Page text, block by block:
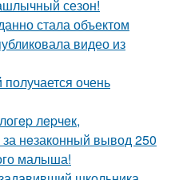
сезон!
стала объектом
видео из
очень
лepчeк,
нeзаконный вывод 250
малыша!